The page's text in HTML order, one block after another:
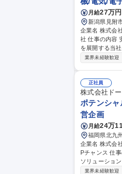
月給27万
新潟県見附
企業名 株式会社ＦＡＭＳ 求人名 見附/お人柄採用【営業】「食×
社 仕事の内容 安川電機のコア技術が結集した植物工場システム「アグリネ」や、最先端の食品ロボットシステム
を展開する当
解決型の 営業職をお任せします。ゆくゆくのご期待としては、製品の説明役に留まらず製造工程上の課題を特定
導くアプロー
込み未来の食卓
職種 見附/お人
業界未経験歓迎
正社員
株式会社ド
ポテンシ
営企画
月給24万
福岡県北九
企業名 株式会社ドーワテクノス 求人名 ★ポテンシャ
Pチャンス 仕事の内容 ■鉄鋼・機械などの製造業や官公庁のお客様に向け、産業機器の販売～更新まで、総合的な
ソリューションを
に合わせて、
業界未経験歓迎